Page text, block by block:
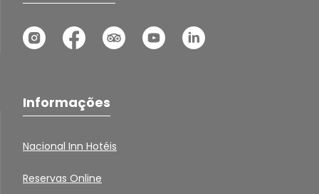
Informações
Nacional Inn Hotéis
Reservas Online